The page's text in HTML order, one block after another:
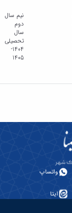
نیم سال
دوم
سال
تحصیلی
1404-
1405
واتساپ
ایتا